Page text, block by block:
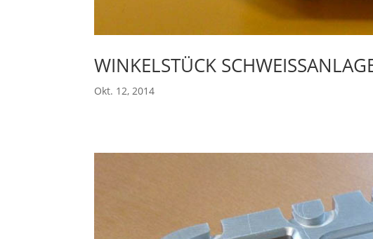
WINKELSTÜCK SCHWEISSANLAGE
Okt. 12, 2014